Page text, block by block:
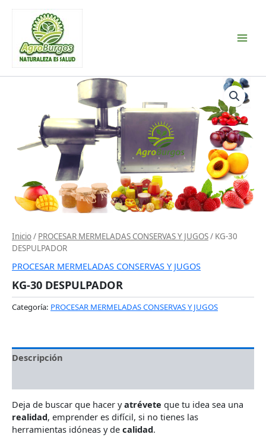
contenido
Inicio/ PROCESAR MERMELADAS CONSERVAS Y JUGOS/ KG-30
DESPULPADOR
PROCESAR MERMELADAS CONSERVAS Y JUGOS
KG-30 DESPULPADOR
Categoría: PROCESAR MERMELADAS CONSERVAS Y JUGOS
Descripción
Deja de buscar que hacer yatrévete que tu idea sea una
realidad, emprender es difícil, si no tienes las
herramientas idóneas y de calidad.